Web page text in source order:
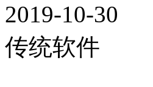
10-30
统软件